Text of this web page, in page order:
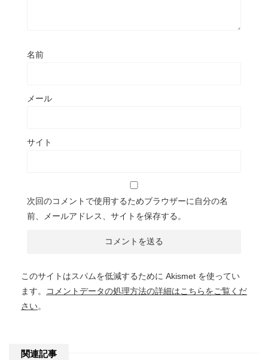
名前
メール
サイト
次回のコメントで使用するためブラウザーに自分の名
前、メールアドレス、サイトを保存する。
このサイトはスパムを低減するために Akismet を使ってい
ます。
コメントデータの処理方法の詳細はこちらをご覧くだ
さい。
関連記事